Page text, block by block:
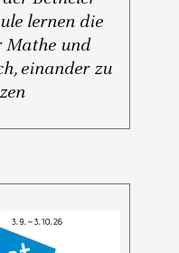
lernen die
Mathe und
einander zu